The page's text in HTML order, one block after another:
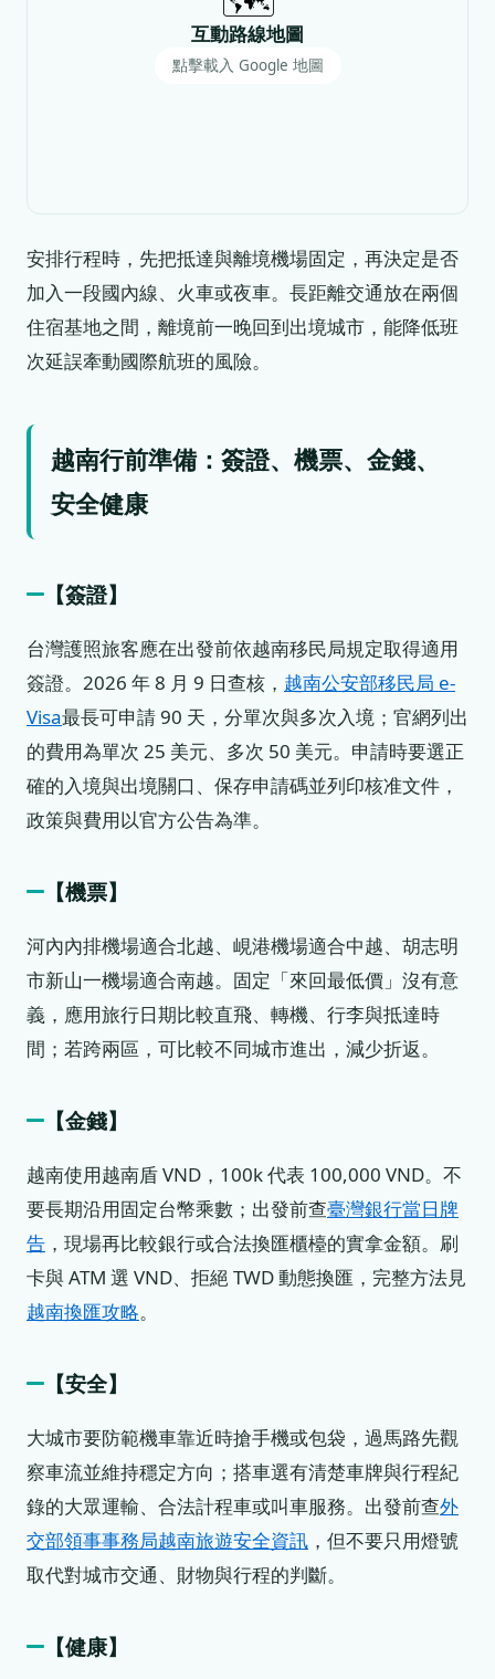
互動路線地圖
點擊載入 Google 地圖
安排行程時，先把抵達與離境機場固定，再決定是否
加入一段國內線、火車或夜車。長距離交通放在兩個
住宿基地之間，離境前一晚回到出境城市，能降低班
次延誤牽動國際航班的風險。
越南行前準備：簽證、機票、金錢、
安全健康
【簽證】
台灣護照旅客應在出發前依越南移民局規定取得適用
簽證。2026 年 8 月 9 日查核， 越南公安部移民局 e-
Visa最長可申請 90 天，分單次與多次入境；官網列出
的費用為單次 25 美元、多次 50 美元。申請時要選正
確的入境與出境關口、保存申請碼並列印核准文件，
政策與費用以官方公告為準。
【機票】
河內內排機場適合北越、峴港機場適合中越、胡志明
市新山一機場適合南越。固定「來回最低價」沒有意
義，應用旅行日期比較直飛、轉機、行李與抵達時
間；若跨兩區，可比較不同城市進出，減少折返。
【金錢】
越南使用越南盾 VND，100k 代表 100,000 VND。不
要長期沿用固定台幣乘數；出發前查臺灣銀行當日牌
告 ，現場再比較銀行或合法換匯櫃檯的實拿金額。刷
卡與 ATM 選 VND、拒絕 TWD 動態換匯，完整方法見
越南換匯攻略。
【安全】
大城市要防範機車靠近時搶手機或包袋，過馬路先觀
察車流並維持穩定方向；搭車選有清楚車牌與行程紀
錄的大眾運輸、合法計程車或叫車服務。出發前查外
交部領事事務局越南旅遊安全資訊 ，但不要只用燈號
取代對城市交通、財物與行程的判斷。
【健康】